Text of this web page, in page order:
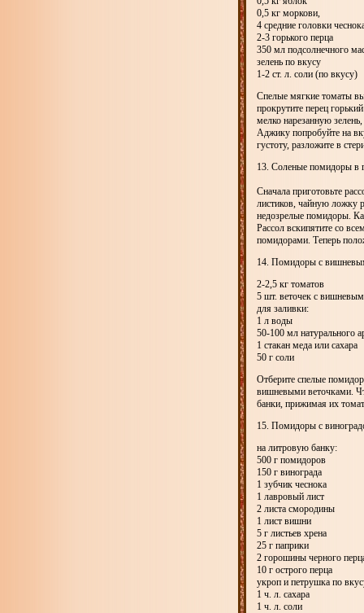
0,5 кг моркови,
4 средние головки
2-3 горького перца
350 мл подсолнечного
зелень по вкусу
1-2 ст. л. соли (по вкусу)
Спелые мягкие томаты
прокрутите перец
мелко нарезанную
Аджику попробуйте на
густоту, разложите в
13. Соленые помидоры в
Сначала приготовьте
листиков, чайную ложку
недозрелые помидоры.
Рассол вскипятите со
помидорами. Теперь
14. Помидоры с
2-2,5 кг томатов
5 шт. веточек с
для заливки:
1 л воды
50-100 мл натурального
1 стакан меда или сахара
50 г соли
Отберите спелые
вишневыми веточками.
банки, прижимая их
15. Помидоры с
на литровую банку:
500 г помидоров
150 г винограда
1 зубчик чеснока
1 лавровый лист
2 листа смородины
1 лист вишни
5 г листьев хрена
25 г паприки
2 горошины черного
10 г острого перца
укроп и петрушка по
1 ч. л. сахара
1 ч. л. соли